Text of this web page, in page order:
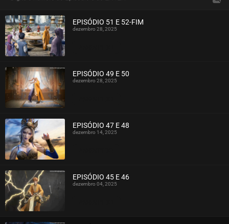
EPISÓDIO 51 E 52-FIM
dezembro 28, 2025
EPISÓDIO 49 E 50
dezembro 28, 2025
EPISÓDIO 47 E 48
dezembro 14, 2025
EPISÓDIO 45 E 46
dezembro 04, 2025